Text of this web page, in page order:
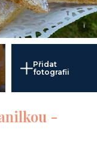
i
Přidat
fotografii
-